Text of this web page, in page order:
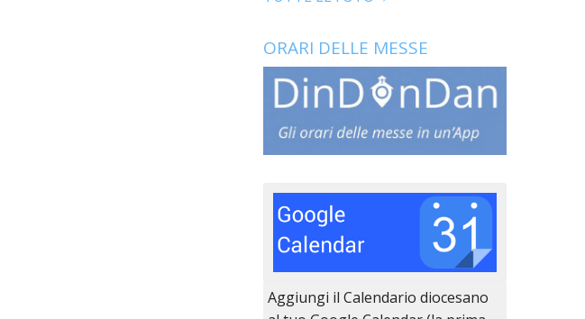
ORARI DELLE MESSE
Aggiungi il Calendario diocesano